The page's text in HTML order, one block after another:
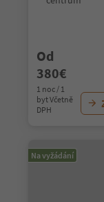
Od
380€
1 noc / 1
byt Včetně
DPH
Na vyžádání